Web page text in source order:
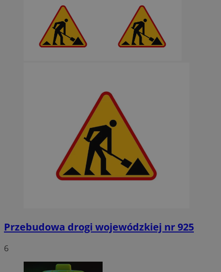
Przebudowa drogi wojewódzkiej nr 925
6